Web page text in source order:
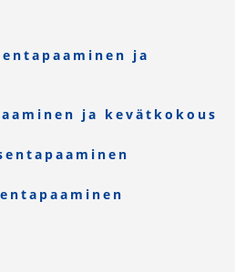
ja
ja kevätkokous